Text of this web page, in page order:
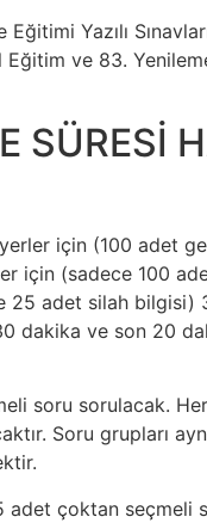
Yazılı
ve 83.
SÜRESİ
için (100 adet
için (sadece 100
25 adet silah bilgisi)
dakika ve son 20
soru sorulacak.
Soru grupları
adet çoktan